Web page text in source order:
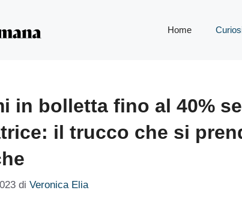
Home
in bolletta fino al 40%
il trucco che si
di Veronica Elia